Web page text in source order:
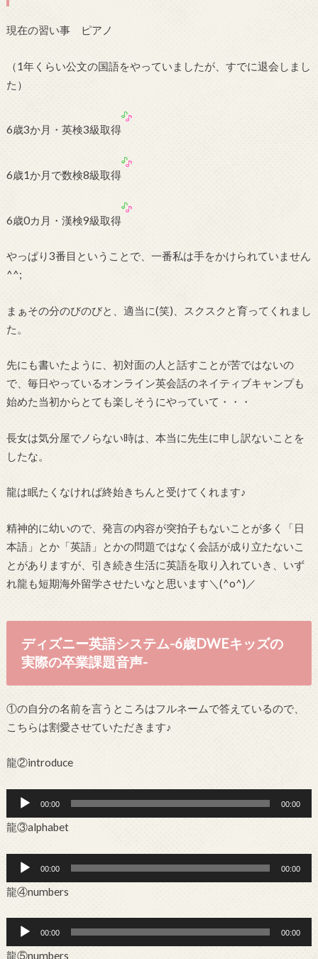
現在の習い事 ピアノ
（1年くらい公文の国語をやっていましたが、すでに退会しまし
た）
6歳3か月・英検3級取得
6歳1か月で数検8級取得
6歳0カ月・漢検9級取得
やっぱり3番目ということで、一番私は手をかけられていません
^^;
まぁその分のびのびと、適当に(笑)、スクスクと育ってくれまし
た。
先にも書いたように、初対面の人と話すことが苦ではないの
で、毎日やっているオンライン英会話のネイティブキャンプも
始めた当初からとても楽しそうにやっていて・・・
長女は気分屋でノらない時は、本当に先生に申し訳ないことを
したな。
龍は眠たくなければ終始きちんと受けてくれます♪
精神的に幼いので、発言の内容が突拍子もないことが多く「日
本語」とか「英語」とかの問題ではなく会話が成り立たないこ
とがありますが、引き続き生活に英語を取り入れていき、いず
れ龍も短期海外留学させたいなと思います＼(^o^)／
ディズニー英語システム-6歳DWEキッズの
実際の卒業課題音声-
①の自分の名前を言うところはフルネームで答えているので、
こちらは割愛させていただきます♪
龍②introduce
プ
ー
00:00 00:00
龍③alphabet
プ
00:00 00:00
龍④numbers
00:00 00:00
龍⑤numbers